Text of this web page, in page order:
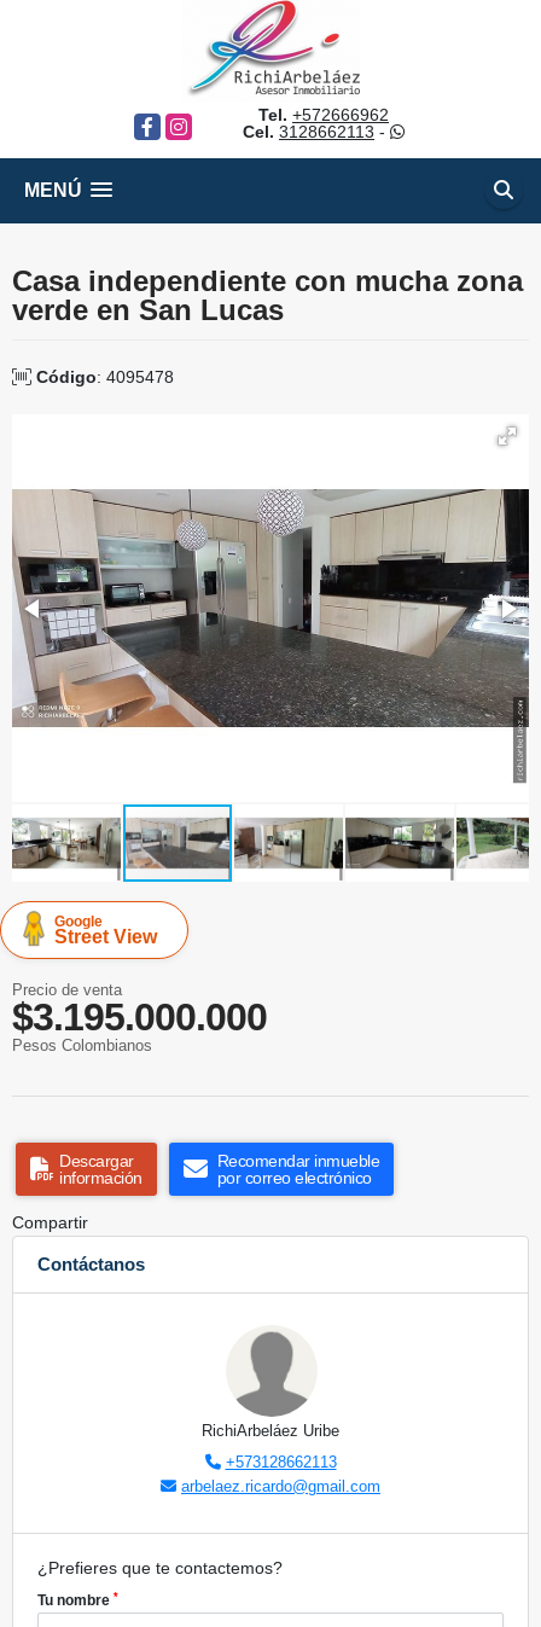
FacebookInstagram
Tel. +572666962
Cel. 3128662113 -
MENÚ
Casa independiente con mucha zona
verde en San Lucas
Código: 4095478
Google
Street View
Precio de venta
$3.195.000.000
Pesos Colombianos
Descargar
información
Recomendar inmueble
por correo electrónico
Compartir
Contáctanos
RichiArbeláez Uribe
+573128662113
arbelaez.ricardo@gmail.com
¿Prefieres que te contactemos?
Tu nombre *